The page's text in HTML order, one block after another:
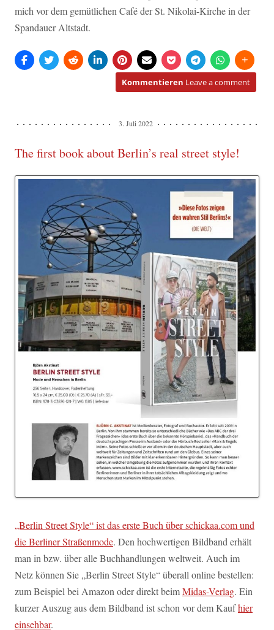
mich vor dem gemütlichen Café der St. Nikolai-Kirche in der
Spandauer Altstadt.
Kommentieren Leave a comment
3. Juli 2022
The first book about Berlin’s real street style!
„Berlin Street Style“ ist das erste Buch über schickaa.com und
die Berliner Straßenmode. Den hochwertigen Bildband erhält
man in bzw. über alle Buchhandlungen weltweit. Auch im
Netz können Sie „Berlin Street Style“ überall online bestellen:
zum Beispiel bei Amazon oder direkt beimMidas-Verlag. Ein
kurzer Auszug aus dem Bildband ist schon vor dem Kaufhier
einsehbar.